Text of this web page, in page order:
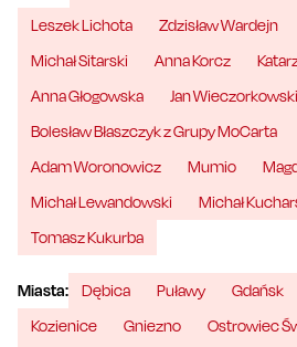
Leszek Lichota Zdzisław Wardejn
Michał Sitarski
Anna Korcz
Anna Głogowska
Jan Wieczorkowski
Bolesław Błaszczyk z Grupy MoCarta
Adam Woronowicz
Mumio
Michał Lewandowski
Michał
Tomasz Kukurba
Miasta: Dębica Puławy Gdańsk
Kozienice
Gniezno Ostrowiec